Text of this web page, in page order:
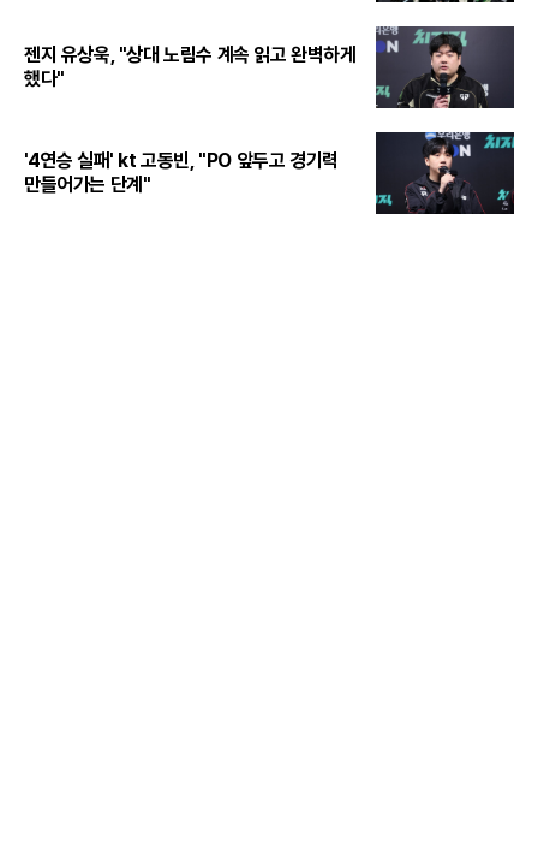
젠지 유상욱, "상대 노림수 계속 읽고 완벽하게
했다"
'4연승 실패' kt 고동빈, "PO 앞두고 경기력
만들어가는 단계"